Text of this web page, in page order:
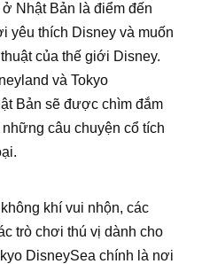
Nhật Bản là điểm đến
yêu thích Disney và muốn
của thế giới Disney.
và Tokyo
Bản sẽ được chìm đắm
câu chuyện cổ tích
khí vui nhộn, các
trò chơi thú vị dành cho
DisneySea chính là nơi